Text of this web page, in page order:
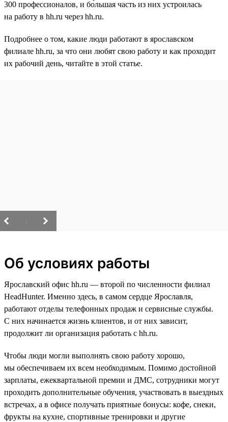
300 профессионалов, и бо́льшая часть из них устроилась
на работу в hh.ru через hh.ru.
Подробнее о том, какие люди работают в ярославском
филиале hh.ru, за что они любят свою работу и как проходит
их рабочий день, читайте в этой статье.
Об условиях работы
Ярославский офис hh.ru — второй по численности филиал
HeadHunter. Именно здесь, в самом сердце Ярославля,
работают отделы телефонных продаж и сервисные службы.
С них начинается жизнь клиентов, и от них зависит,
продолжит ли организация работать с hh.ru.
Чтобы люди могли выполнять свою работу хорошо,
мы обеспечиваем их всем необходимым. Помимо достойной
зарплаты, ежеквартальной премии и ДМС, сотрудники могут
проходить дополнительные обучения, участвовать в выездных
встречах, а в офисе получать приятные бонусы: кофе, снеки,
фрукты на кухне, спортивные тренировки и другие